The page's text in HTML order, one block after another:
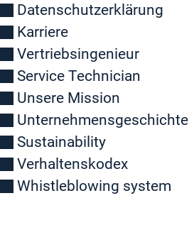
Datenschutzerklärung
Karriere
Vertriebsingenieur
Service Technician
Unsere Mission
Unternehmensgeschichte
Sustainability
Verhaltenskodex
Whistleblowing system